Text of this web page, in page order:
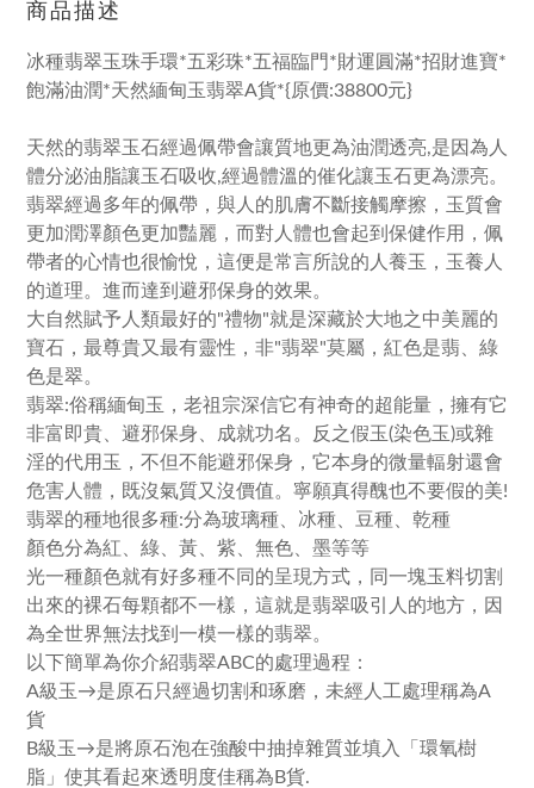
商品描述
冰種翡翠玉珠手環*五彩珠*五福臨門*財運圓滿*招財進寶*
飽滿油潤*天然緬甸玉翡翠A貨*{原價:38800元}
天然的翡翠玉石經過佩帶會讓質地更為油潤透亮,是因為人
體分泌油脂讓玉石吸收,經過體溫的催化讓玉石更為漂亮。
翡翠經過多年的佩帶，與人的肌膚不斷接觸摩擦，玉質會
更加潤澤顏色更加豔麗，而對人體也會起到保健作用，佩
帶者的心情也很愉悅，這便是常言所說的人養玉，玉養人
的道理。進而達到避邪保身的效果。
大自然賦予人類最好的"禮物"就是深藏於大地之中美麗的
寶石，最尊貴又最有靈性，非"翡翠"莫屬，紅色是翡、綠
色是翠。
翡翠:俗稱緬甸玉，老祖宗深信它有神奇的超能量，擁有它
非富即貴、避邪保身、成就功名。反之假玉(染色玉)或雜
淫的代用玉，不但不能避邪保身，它本身的微量輻射還會
危害人體，既沒氣質又沒價值。寧願真得醜也不要假的美!
翡翠的種地很多種:分為玻璃種、冰種、豆種、乾種
顏色分為紅、綠、黃、紫、無色、墨等等
光一種顏色就有好多種不同的呈現方式，同一塊玉料切割
出來的裸石每顆都不一樣，這就是翡翠吸引人的地方，因
為全世界無法找到一模一樣的翡翠。
以下簡單為你介紹翡翠ABC的處理過程：
A級玉→是原石只經過切割和琢磨，未經人工處理稱為A
貨
B級玉→是將原石泡在強酸中抽掉雜質並填入「環氧樹
脂」使其看起來透明度佳稱為B貨.